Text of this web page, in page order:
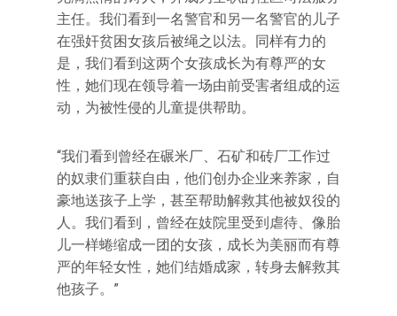
主任。我们看到一名警官和另一名警官的儿子
在强奸贫困女孩后被绳之以法。同样有力的
是，我们看到这两个女孩成长为有尊严的女
性，她们现在领导着一场由前受害者组成的运
动，为被性侵的儿童提供帮助。
“我们看到曾经在碾米厂、石矿和砖厂工作过
的奴隶们重获自由，他们创办企业来养家，自
豪地送孩子上学，甚至帮助解救其他被奴役的
人。我们看到，曾经在妓院里受到虐待、像胎
儿一样蜷缩成一团的女孩，成长为美丽而有尊
严的年轻女性，她们结婚成家，转身去解救其
他孩子。”